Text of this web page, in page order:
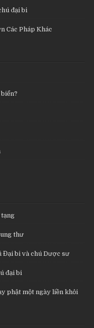
đại bi
Các Pháp Khác
tạng
thư
Đại bi và chú Dược sư
đại bi
phật một ngày liền khỏi